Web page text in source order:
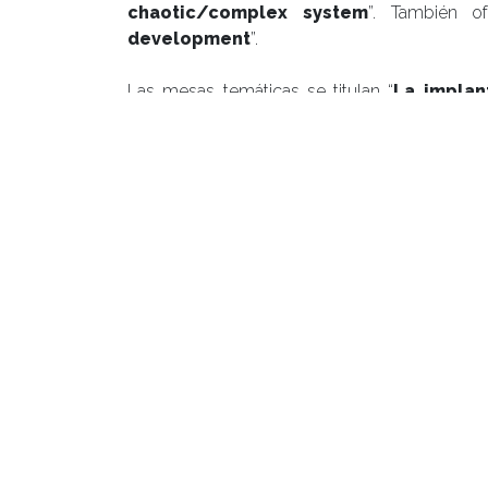
chaotic/complex system”. También
development”.
Las mesas temáticas se titulan “La